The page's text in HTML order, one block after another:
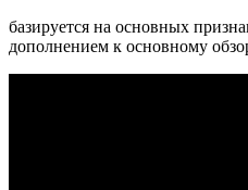
базируется на основных
дополнением к основному